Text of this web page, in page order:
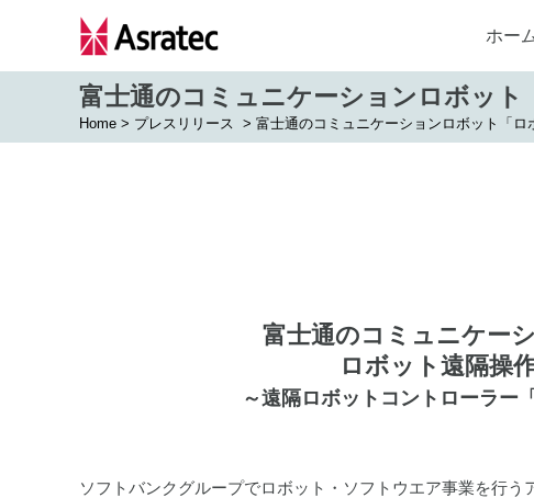
ホー
富士通のコミュニケーションロボッ
Home > プレスリリース > 富士通のコミュニケーションロボット「
富士通のコミュニケー
ロボット遠隔操
～遠隔ロボットコントローラー
ソフトバンクグループでロボット・ソフトウエア事業を行